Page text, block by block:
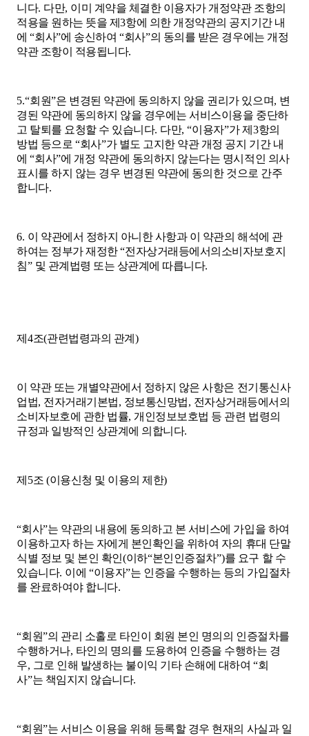
니다. 다만, 이미 계약을 체결한 이용자가 개정약관 조항의
적용을 원하는 뜻을 제3항에 의한 개정약관의 공지기간 내
에“회사”에 송신하여 “회사”의 동의를 받은 경우에는 개정
약관 조항이 적용됩니다.
5.“회원”은 변경된 약관에 동의하지 않을 권리가 있으며, 변
경된 약관에 동의하지 않을 경우에는 서비스이용을 중단하
고 탈퇴를 요청할 수 있습니다. 다만, “이용자”가 제 3항의
방법 등으로 “회사”가 별도 고지한 약관 개정 공지 기간 내
에“회사”에 개정 약관에 동의하지 않는다는 명시적인 의사
표시를 하지 않는 경우 변경된 약관에 동의한 것으로 간주
합니다.
6. 이 약관에서 정하지 아니한 사항과 이 약관의 해석에 관
하여는 정부가 재정한“전자상거래등에서의소비자보호지
침” 및 관계법령 또는 상관계에 따릅니다.
제 4조(관련법령과의 관계 )
이 약관 또는 개별약관에서 정하지 않은 사항은 전기통신사
업법, 전자거래기본법, 정보통신망법, 전자상거래등에서의
소비자보호에 관한 법률,개인정보보호법 등 관련 법령의
규정과 일방적인 상관계에 의합니다.
제 5조 (이용신청 및 이용의 제한)
“회사”는 약관의 내용에 동의하고 본 서비스에 가입을 하여
이용하고자 하는 자에게 본인확인을 위하여 자의 휴대 단말
식별 정보 및 본인 확인(이하“본인인증절차”)를 요구 할 수
있습니다. 이에 “이용자”는 인증을 수행하는 등의 가입절차
를 완료하여야 합니다.
“회원”의 관리 소홀로 타인이 회원 본인 명의의 인증절차를
수행하거나, 타인의 명의를 도용하여 인증을 수행하는 경
우, 그로 인해 발생하는 불이익 기타 손해에 대하여“회
사”는 책임지지 않습니다.
“회원”는 서비스 이용을 위해 등록할 경우 현재의 사실과 일